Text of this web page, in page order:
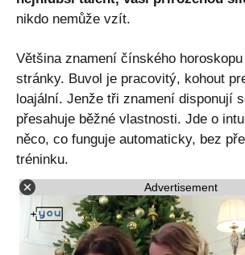
nikdo nemůže vzít.
Většina znamení čínského
stránky. Buvol je pracovitý, kohout
loajální. Jenže tři znamení disponují
přesahuje běžné vlastnosti. Jde o
něco, co funguje automaticky, bez
tréninku.
Advertisement